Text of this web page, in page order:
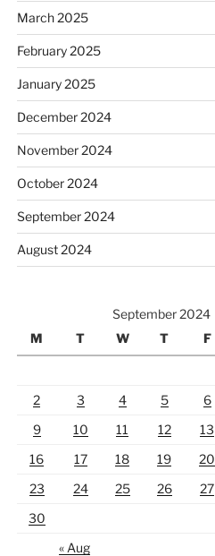
March 2025
February 2025
January 2025
December 2024
November 2024
October 2024
September 2024
August 2024
September 2024
M
T W T F
2
3 4 5 6
9
10 11 12 13
16
17 18 19 20
23
24 25 26 27
30
« Aug